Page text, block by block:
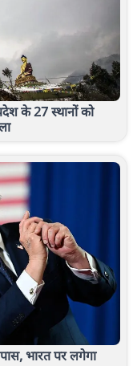
के 27 स्थानों को
भारत पर लगेगा